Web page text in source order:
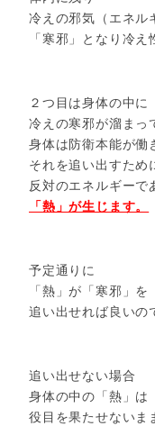
冷えの邪気（エネル
「寒邪」となり冷
２つ目は身体の中に
冷えの寒邪が溜まっ
身体は防衛本能が働
それを追い出すため
反対のエネルギーで
「熱」が生じます。
予定通りに
「熱」が「寒邪」を
追い出せれば良いの
追い出せない場合
身体の中の「熱」は
役目を果たせないま